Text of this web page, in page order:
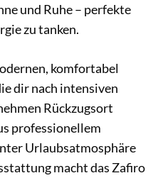
und Ruhe – perfekte
zu tanken.
komfortabel
dir nach intensiven
Rückzugsort
professionellem
Urlaubsatmosphäre
macht das Zafiro